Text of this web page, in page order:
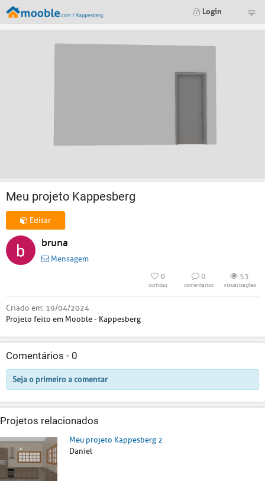
Login
Meu projeto Kappesberg
Editar
bruna
Mensagem
0
curtidas
0
comentários
53
visualizações
Criado em: 19/04/2024
Projeto feito em Mooble - Kappesberg
Comentários - 0
Seja o primeiro a comentar
Projetos relacionados
Meu projeto Kappesberg 2
Daniel